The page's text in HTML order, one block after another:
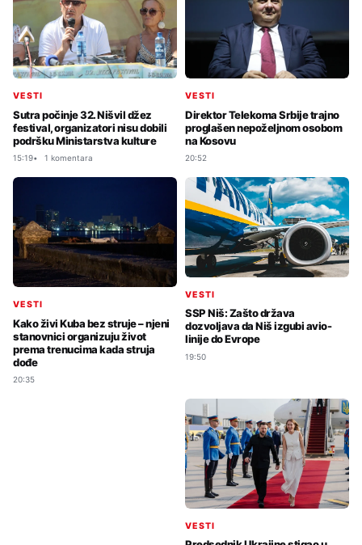
VESTI
Sutra počinje 32. Nišvil džez
festival, organizatori nisu dobili
podršku Ministarstva kulture
15:19 1 komentara
VESTI
Direktor Telekoma Srbije trajno
proglašen nepoželjnom osobom
na Kosovu
20:52
VESTI
Kako živi Kuba bez struje – njeni
stanovnici organizuju život
prema trenucima kada struja
dođe
20:35
VESTI
SSP Niš: Zašto država
dozvoljava da Niš izgubi avio-
linije do Evrope
19:50
VESTI